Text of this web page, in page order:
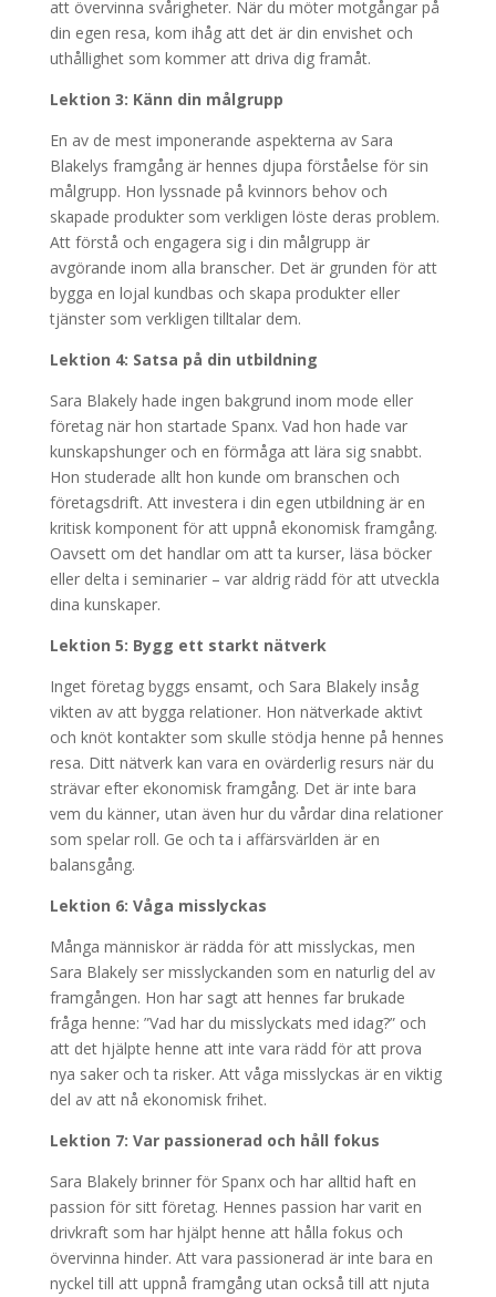
att övervinna svårigheter. När du möter motgångar på
din egen resa, kom ihåg att det är din envishet och
uthållighet som kommer att driva dig framåt.
Lektion 3: Känn din målgrupp
En av de mest imponerande aspekterna av Sara
Blakelys framgång är hennes djupa förståelse för sin
målgrupp. Hon lyssnade på kvinnors behov och
skapade produkter som verkligen löste deras problem.
Att förstå och engagera sig i din målgrupp är
avgörande inom alla branscher. Det är grunden för att
bygga en lojal kundbas och skapa produkter eller
tjänster som verkligen tilltalar dem.
Lektion 4: Satsa på din utbildning
Sara Blakely hade ingen bakgrund inom mode eller
företag när hon startade Spanx. Vad hon hade var
kunskapshunger och en förmåga att lära sig snabbt.
Hon studerade allt hon kunde om branschen och
företagsdrift. Att investera i din egen utbildning är en
kritisk komponent för att uppnå ekonomisk framgång.
Oavsett om det handlar om att ta kurser, läsa böcker
eller delta i seminarier – var aldrig rädd för att utveckla
dina kunskaper.
Lektion 5: Bygg ett starkt nätverk
Inget företag byggs ensamt, och Sara Blakely insåg
vikten av att bygga relationer. Hon nätverkade aktivt
och knöt kontakter som skulle stödja henne på hennes
resa. Ditt nätverk kan vara en ovärderlig resurs när du
strävar efter ekonomisk framgång. Det är inte bara
vem du känner, utan även hur du vårdar dina relationer
som spelar roll. Ge och ta i affärsvärlden är en
balansgång.
Lektion 6: Våga misslyckas
Många människor är rädda för att misslyckas, men
Sara Blakely ser misslyckanden som en naturlig del av
framgången. Hon har sagt att hennes far brukade
fråga henne: ”Vad har du misslyckats med idag?” och
att det hjälpte henne att inte vara rädd för att prova
nya saker och ta risker. Att våga misslyckas är en viktig
del av att nå ekonomisk frihet.
Lektion 7: Var passionerad och håll fokus
Sara Blakely brinner för Spanx och har alltid haft en
passion för sitt företag. Hennes passion har varit en
drivkraft som har hjälpt henne att hålla fokus och
övervinna hinder. Att vara passionerad är inte bara en
nyckel till att uppnå framgång utan också till att njuta